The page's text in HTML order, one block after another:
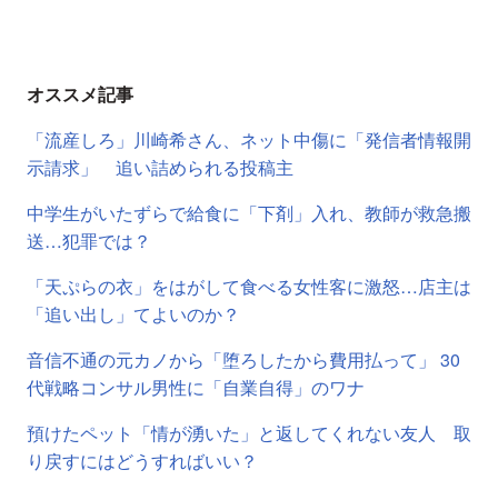
オススメ記事
「流産しろ」川崎希さん、ネット中傷に「発信者情報開
示請求」 追い詰められる投稿主
中学生がいたずらで給食に「下剤」入れ、教師が救急搬
送…犯罪では？
「天ぷらの衣」をはがして食べる女性客に激怒…店主は
「追い出し」てよいのか？
音信不通の元カノから「堕ろしたから費用払って」 30
代戦略コンサル男性に「自業自得」のワナ
預けたペット「情が湧いた」と返してくれない友人 取
り戻すにはどうすればいい？